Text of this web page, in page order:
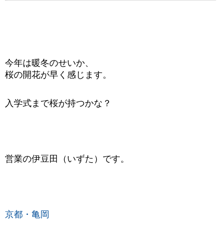
今年は暖冬のせいか、
桜の開花が早く感じます。
入学式まで桜が持つかな？
営業の伊豆田（いずた）です。
京都・亀岡